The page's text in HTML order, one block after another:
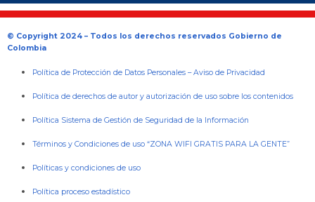
© Copyright 2024 – Todos los derechos reservados Gobierno de
Colombia
Política de Protección de Datos Personales –Aviso de Privacidad
Política de derechos de autor y autorización de uso sobre los contenidos
Política Sistema de Gestión de Seguridad de la Información
Términos y Condiciones de uso “ZONA WIFI GRATIS PARA LA GENTE”
Políticas y condiciones de uso
Política proceso estadístico